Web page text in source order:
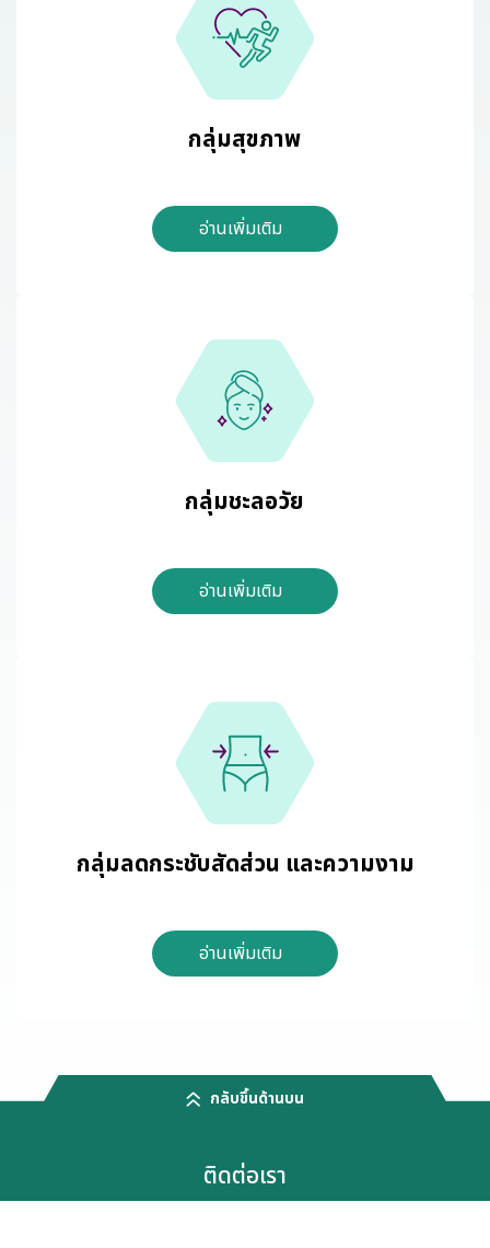
กลุ่มสุขภาพ
อ่านเพิ่มเติม
กลุ่มชะลอวัย
อ่านเพิ่มเติม
กลุ่มลดกระชับสัดส่วน และความงาม
อ่านเพิ่มเติม
กลับขึ้นด้านบน
ติดต่อเรา